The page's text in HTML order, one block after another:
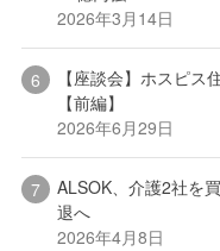
2026年3月14日
【座談会】ホスピス
【前編】
2026年6月29日
ALSOK、介護2社を
退へ
2026年4月8日